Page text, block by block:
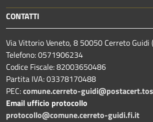
CONTATTI
Via Vittorio Veneto, 8 50050 Cerreto Guidi
Telefono: 0571906234
Codice Fiscale: 82003650486
Partita IVA: 03378170488
PEC:comune.cerreto-
Email ufficio protocollo
protocollo@comune.cerreto-guidi.fi.it